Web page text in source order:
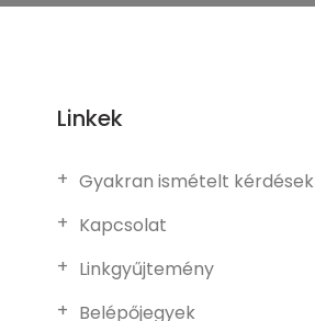
Linkek
Gyakran ismételt kérdések
Kapcsolat
Linkgyűjtemény
Belépőjegyek